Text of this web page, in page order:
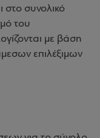
στο συνολικό
του
με βάση
επιλέξιμων